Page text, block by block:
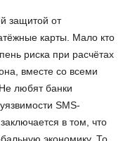
защитой от
карты. Мало кто
риска при расчётах
вместе со всеми
любят банки
SMS-
в том, что